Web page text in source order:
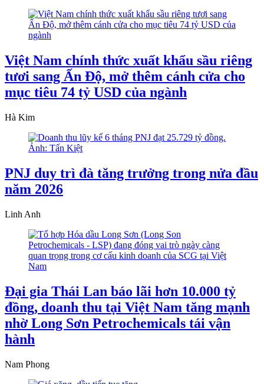
Việt Nam chính thức xuất khẩu sầu riêng
tươi sang Ấn Độ, mở thêm cánh cửa cho
mục tiêu 74 tỷ USD của ngành
Hà Kim
PNJ duy trì đà tăng trưởng trong nửa đầu
năm 2026
Linh Anh
Đại gia Thái Lan báo lãi hơn 10.000 tỷ
đồng, doanh thu tại Việt Nam tăng mạnh
nhờ Long Sơn Petrochemicals tái vận
hành
Nam Phong